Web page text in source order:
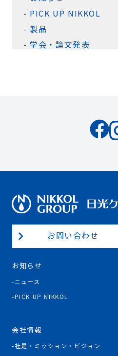
PICK UP NIKKOL
製品
学会・論文発表
お問い合わせ
お知らせ
ニュース
PICK UP NIKKOL
会社情報
社是・ミッション・ビジョン